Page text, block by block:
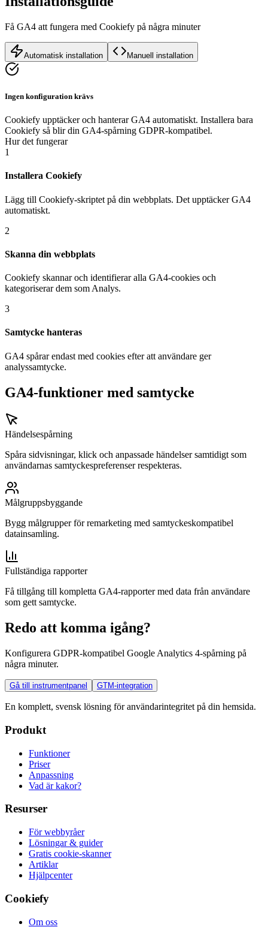
Få GA4 att fungera med Cookiefy på några minuter
Automatisk installation Manuell installation
Ingen konfiguration krävs
Cookiefy upptäcker och hanterar GA4 automatiskt. Installera bara
Cookiefy så blir din GA4-spårning GDPR-kompatibel.
Hur det fungerar
1
Installera Cookiefy
Lägg till Cookiefy-skriptet på din webbplats. Det upptäcker GA4
automatiskt.
2
Skanna din webbplats
Cookiefy skannar och identifierar alla GA4-cookies och
kategoriserar dem som Analys.
3
Samtycke hanteras
GA4 spårar endast med cookies efter att användare ger
analyssamtycke.
GA4-funktioner med samtycke
Händelsespårning
Spåra sidvisningar, klick och anpassade händelser samtidigt som
användarnas samtyckespreferenser respekteras.
Målgruppsbyggande
Bygg målgrupper för remarketing med samtyckeskompatibel
datainsamling.
Fullständiga rapporter
Få tillgång till kompletta GA4-rapporter med data från användare
som gett samtycke.
Redo att komma igång?
Konfigurera GDPR-kompatibel Google Analytics 4-spårning på
några minuter.
Gå till instrumentpanel GTM-integration
En komplett, svensk lösning för användarintegritet på din hemsida.
Produkt
Funktioner
Priser
Anpassning
Vad är kakor?
Resurser
För webbyråer
Lösningar & guider
Gratis cookie-skanner
Artiklar
Hjälpcenter
Cookiefy
Om oss